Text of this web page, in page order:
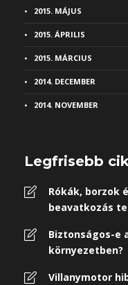
2015. MÁJUS
2015. ÁPRILIS
2015. MÁRCIUS
2014. DECEMBER
2014. NOVEMBER
Legfrisebb
Rókák, borzok
beavatkozás
Biztonságos-e
környezetben?
Villanymotor